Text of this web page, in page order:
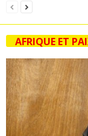
AFRIQUE ET